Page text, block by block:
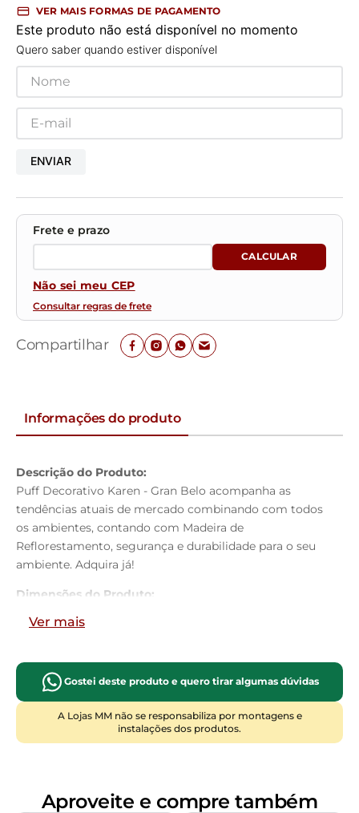
VER MAIS FORMAS DE PAGAMENTO
Este produto não está disponível no momento
Quero saber quando estiver disponível
ENVIAR
Não sei meu CEP
Consultar regras de frete
Compartilhar
Informações do produto
Descrição do Produto:
Puff Decorativo Karen - Gran Belo acompanha as
tendências atuais de mercado combinando com todos
os ambientes, contando com Madeira de
Reflorestamento, segurança e durabilidade para o seu
ambiente. Adquira já!
Dimensões do Produto:
Altura: 45cm
Características do Produto:
Material da Estrutura:Madeira de Eucalipto
Reflorestamento
Assento:Espuma D-23
Revestimento:Suede
Ver mais
Gostei deste produto e quero tirar algumas dúvidas
A Lojas MM não se responsabiliza por montagens e
instalações dos produtos.
Aproveite e compre também